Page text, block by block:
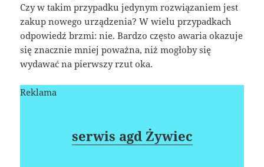
Czy w takim przypadku jedynym rozwiązaniem jest
zakup nowego urządzenia? W wielu przypadkach
odpowiedź brzmi: nie. Bardzo często awaria okazuje
się znacznie mniej poważna, niż mogłoby się
wydawać na pierwszy rzut oka.
Reklama
serwis agd Żywiec